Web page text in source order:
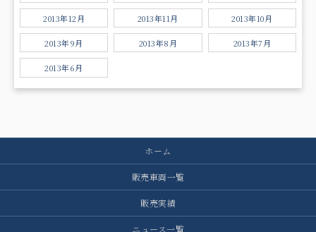
2013年12月 2013年11月 2013年10月
2013年9月 2013年8月 2013年7月
2013年6月
ホーム
販売車両一覧
販売実績
ニュース一覧